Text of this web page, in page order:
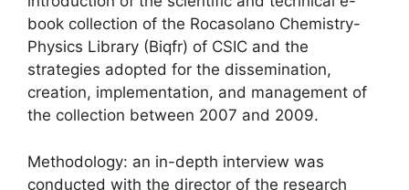
book collection of the Rocasolano Chemistry-
Physics Library (Biqfr) of CSIC and the
strategies adopted for the dissemination,
creation, implementation, and management of
the collection between 2007 and 2009.
Methodology: an in-depth interview was
conducted with the director of the research